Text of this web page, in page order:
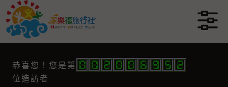
恭喜您！ 您是第
位造訪者